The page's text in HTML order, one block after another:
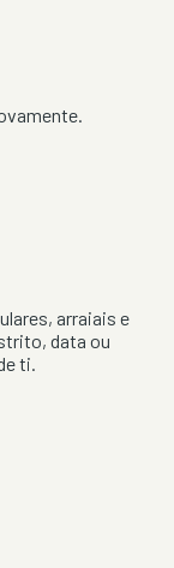
arraiais e
data ou
ti.